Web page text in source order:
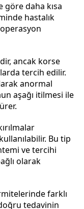
daha kısa
hastalık
ancak korse
tercih edilir.
anormal
aşağı itilmesi ile
Bu tip
ve tercihi
olarak
farklı
tedavinin